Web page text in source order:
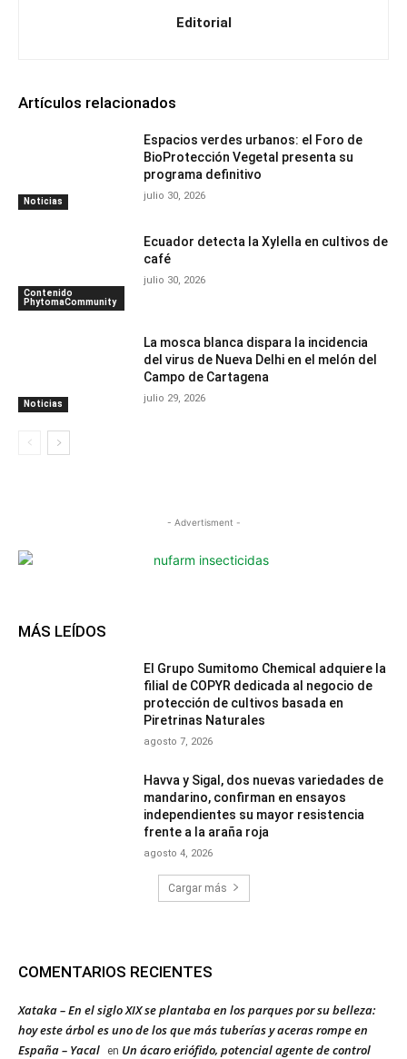
Editorial
Artículos relacionados
Noticias
Espacios verdes urbanos: el Foro de
BioProtección Vegetal presenta su
programa definitivo
julio 30, 2026
Contenido
PhytomaCommunity
Ecuador detecta la Xylella en cultivos de
café
julio 30, 2026
Noticias
La mosca blanca dispara la incidencia
del virus de Nueva Delhi en el melón del
Campo de Cartagena
julio 29, 2026
- Advertisment -
MÁS LEÍDOS
El Grupo Sumitomo Chemical adquiere la
filial de COPYR dedicada al negocio de
protección de cultivos basada en
Piretrinas Naturales
agosto 7, 2026
Havva y Sigal, dos nuevas variedades de
mandarino, confirman en ensayos
independientes su mayor resistencia
frente a la araña roja
agosto 4, 2026
Cargar más
COMENTARIOS RECIENTES
Xataka – En el siglo XIX se plantaba en los parques por su belleza:
hoy este árbol es uno de los que más tuberías y aceras rompe en
España – Yacal
en Un ácaro eriófido, potencial agente de control